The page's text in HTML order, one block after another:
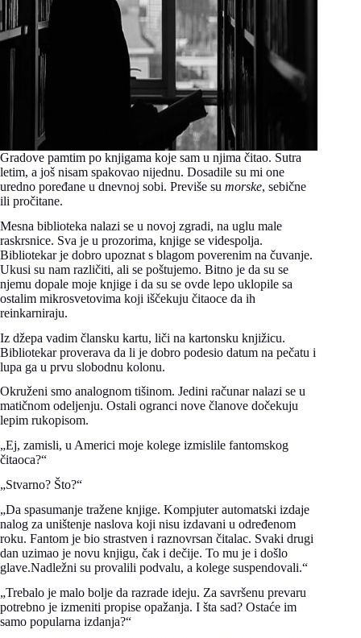
Gradove pamtim po knjigama koje sam u njima čitao. Sutra
letim, a još nisam spakovao nijednu. Dosadile su mi one
uredno poređane u dnevnoj sobi. Previše su morske, sebične
ili pročitane.
Mesna biblioteka nalazi se u novoj zgradi, na uglu male
raskrsnice. Sva je u prozorima, knjige se videspolja.
Bibliotekar je dobro upoznat s blagom poverenim na čuvanje.
Ukusi su nam različiti, ali se poštujemo. Bitno je da su se
njemu dopale moje knjige i da su se ovde lepo uklopile sa
ostalim mikrosvetovima koji iščekuju čitaoce da ih
reinkarniraju.
Iz džepa vadim člansku kartu, liči na kartonsku knjižicu.
Bibliotekar proverava da li je dobro podesio datum na pečatu i
lupa ga u prvu slobodnu kolonu.
Okruženi smo analognom tišinom. Jedini računar nalazi se u
matičnom odeljenju. Ostali ogranci nove članove dočekuju
lepim rukopisom.
„Ej, zamisli, u Americi moje kolege izmislile fantomskog
čitaoca?“
„Stvarno? Što?“
„Da spasumanje tražene knjige. Kompjuter automatski izdaje
nalog za uništenje naslova koji nisu izdavani u određenom
roku. Fantom je bio strastven i raznovrsan čitalac. Svaki drugi
dan uzimao je novu knjigu, čak i dečije. To mu je i došlo
glave.Nadležni su provalili podvalu, a kolege suspendovali.“
„Trebalo je malo bolje da razrade ideju. Za savršenu prevaru
potrebno je izmeniti propise opažanja. I šta sad? Ostaće im
samo popularna izdanja?“